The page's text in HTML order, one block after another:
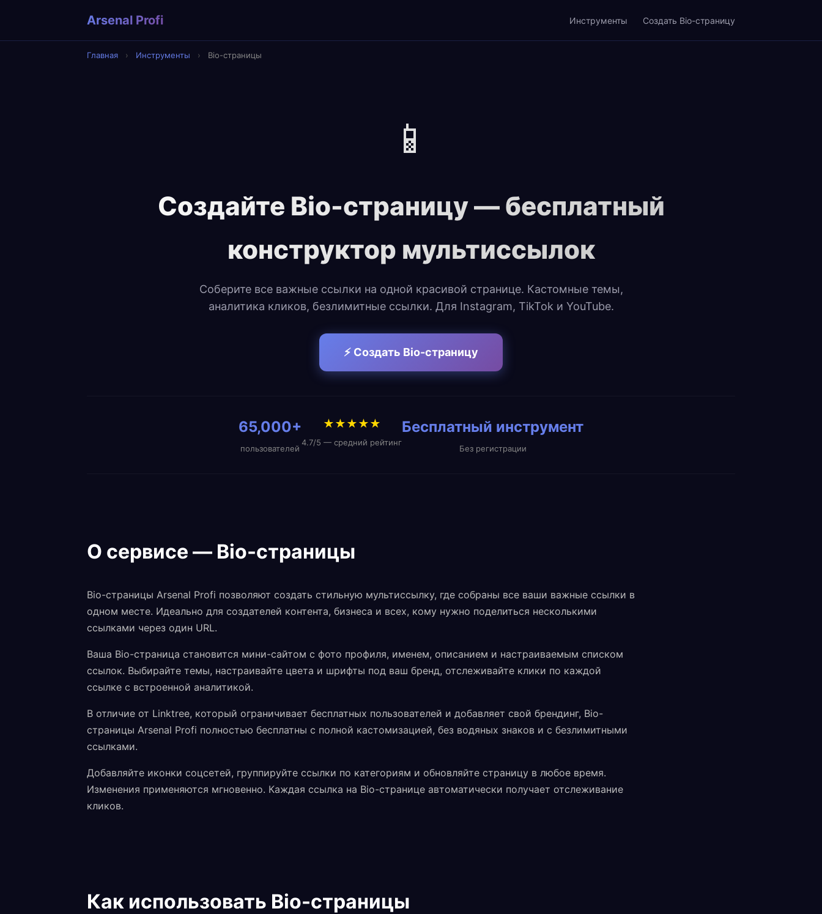
Arsenal Profi Инструменты Создать Bio-страницу
Главная › Инструменты › Bio-страницы
📱
Создайте Bio-страницу — бесплатный
конструктор мультиссылок
Соберите все важные ссылки на одной красивой странице. Кастомные темы,
аналитика кликов, безлимитные ссылки. Для Instagram, TikTok и YouTube.
⚡ Создать Bio-страницу
65,000+
пользователей
★★★★★
4.7/5 — средний рейтинг
Бесплатный инструмент
Без регистрации
О сервисе — Bio-страницы
Bio-страницы Arsenal Profi позволяют создать стильную мультиссылку, где собраны все ваши важные ссылки в
одном месте. Идеально для создателей контента, бизнеса и всех, кому нужно поделиться несколькими
ссылками через один URL.
Ваша Bio-страница становится мини-сайтом с фото профиля, именем, описанием и настраиваемым списком
ссылок. Выбирайте темы, настраивайте цвета и шрифты под ваш бренд, отслеживайте клики по каждой
ссылке с встроенной аналитикой.
В отличие от Linktree, который ограничивает бесплатных пользователей и добавляет свой брендинг, Bio-
страницы Arsenal Profi полностью бесплатны с полной кастомизацией, без водяных знаков и с безлимитными
ссылками.
Добавляйте иконки соцсетей, группируйте ссылки по категориям и обновляйте страницу в любое время.
Изменения применяются мгновенно. Каждая ссылка на Bio-странице автоматически получает отслеживание
кликов.
Как использовать Bio-страницы